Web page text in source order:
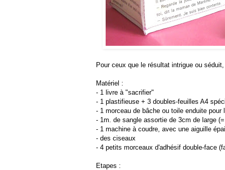
Pour ceux que le résultat intrigue ou
Matériel :
- 1 livre à "sacrifier"
- 1 plastifieuse + 3 doubles-feuilles A4
- 1 morceau de bâche ou toile enduite pour
- 1m. de sangle assortie de 3cm de large
- 1 machine à coudre, avec une aiguille
- des ciseaux
- 4 petits morceaux d'adhésif double-face
Etapes :